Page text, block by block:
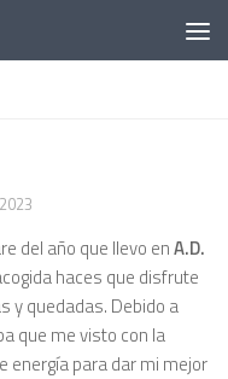
del año que llevo enA.D.
haces que disfrute
y quedadas. Debido a
que me visto con la
energía para dar mi mejor